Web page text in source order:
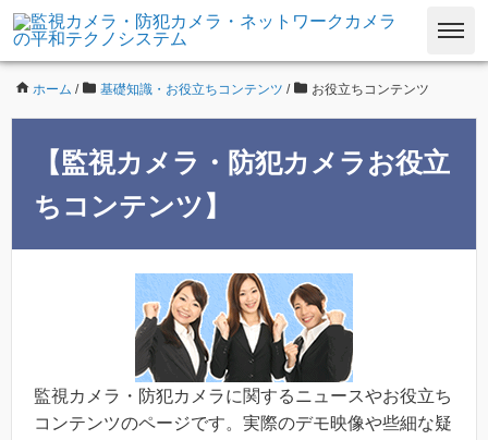
ホーム / 基礎知識・お役立ちコンテンツ / お役立ちコンテンツ
【監視カメラ・防犯カメラお役立
ちコンテンツ】
監視カメラ・防犯カメラに関するニュースやお役立ち
コンテンツのページです。実際のデモ映像や些細な疑